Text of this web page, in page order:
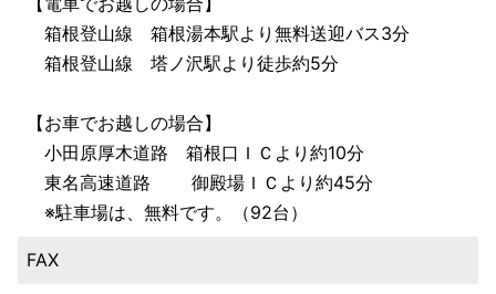
箱根登山線 箱根湯本駅より無料送迎バス3分
箱根登山線 塔ノ沢駅より徒歩約5分
【お車でお越しの場合】
小田原厚木道路 箱根口ＩＣより約10分
東名高速道路 御殿場ＩＣより約45分
※駐車場は、無料です。（92台）
FAX